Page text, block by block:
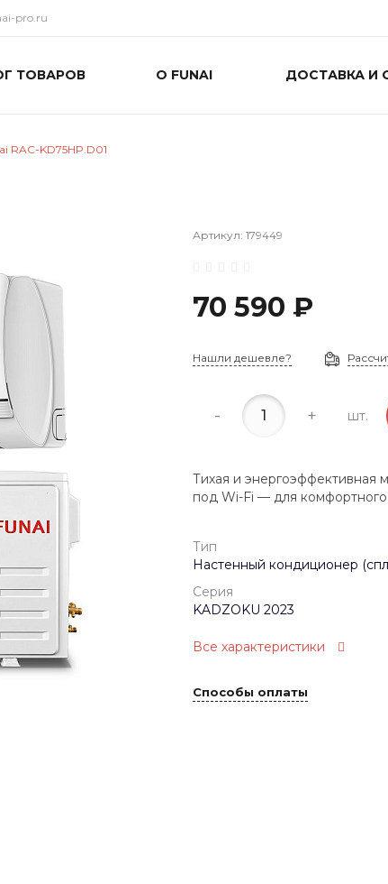
pro.ru
ТОВАРОВ О FUNAI ДОСТАВКА И
RAC-KD75HP.D01
Артикул: 179449
70 590 ₽
Нашли дешевле?
- + шт.
Тихая и энергоэффективная
под Wi-Fi — для
Тип
Настенный кондиционер
Серия
KADZOKU 2023
Все характеристики
Способы оплаты